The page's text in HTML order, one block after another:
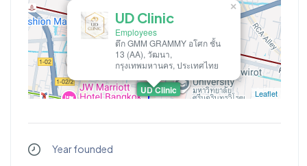
UD Clinic
UD Clinic
Employees
ตึก GMM GRAMMY อโศก ชั้น
13 (AA), วัฒนา,
กรุงเทพมหานคร, ประเทศไทย
×
Leaflet
Year founded